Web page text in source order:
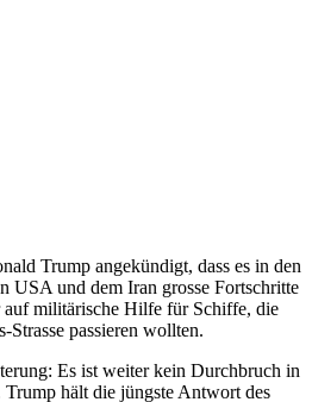
Trump angekündigt, dass es in den
USA und dem Iran grosse Fortschritte
auf militärische Hilfe für Schiffe, die
passieren wollten.
Es ist weiter kein Durchbruch in
hält die jüngste Antwort des